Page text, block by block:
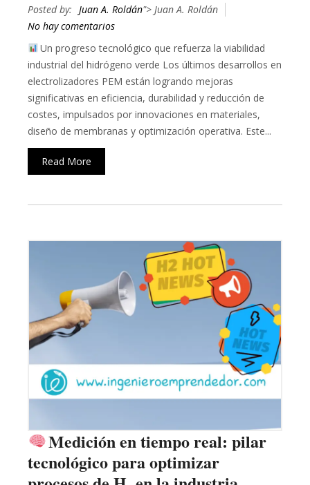
Posted by: Juan A. Roldán"> Juan A. Roldán
No hay comentarios
Un progreso tecnológico que refuerza la viabilidad
industrial del hidrógeno verde Los últimos desarrollos en
electrolizadores PEM están logrando mejoras
significativas en eficiencia, durabilidad y reducción de
costes, impulsados por innovaciones en materiales,
diseño de membranas y optimización operativa. Este...
Read More
Medición en tiempo real: pilar
tecnológico para optimizar